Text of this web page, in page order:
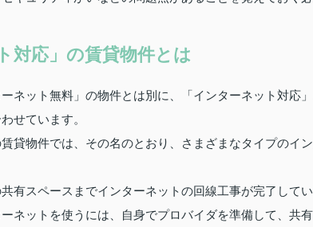
対応」の賃貸物件とは
ネット無料」の物件とは別に、「インターネット対応
せています。
賃貸物件では、その名のとおり、さまざまなタイプのイ
有スペースまでインターネットの回線工事が完了してい
ネットを使うには、自身でプロバイダを準備して、共